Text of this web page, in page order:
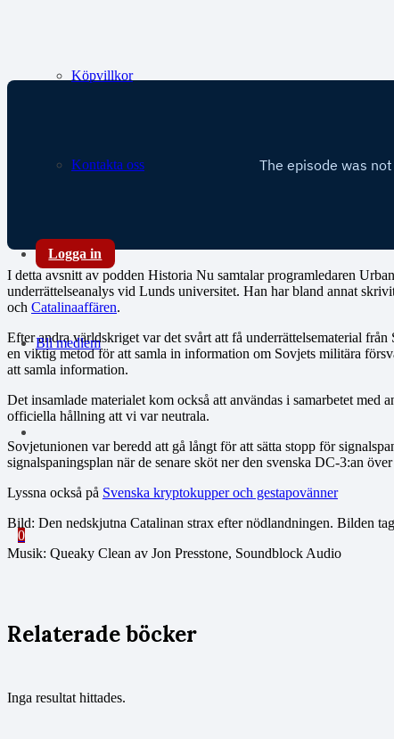
Köpvillkor
Kontakta oss
Logga in
Bli medlem
0
I detta avsnitt av podden Historia Nu samtalar programledaren
underrättelseanalys vid Lunds universitet. Han har bland annat
och Catalinaaffären.
Efter andra världskriget var det svårt att få underrättelsematerial
en viktig metod för att samla in information om Sovjets militära
att samla information.
Det insamlade materialet kom också att användas i samarbetet med
officiella hållning att vi var neutrala.
Sovjetunionen var beredd att gå långt för att sätta stopp för
signalspaningsplan när de senare sköt ner den svenska DC-3:an
Lyssna också på Svenska kryptokupper och gestapovänner
Bild: Den nedskjutna Catalinan strax efter nödlandningen. Bilden
Musik: Queaky Clean av Jon Presstone, Soundblock Audio
Relaterade böcker
Inga resultat hittades.